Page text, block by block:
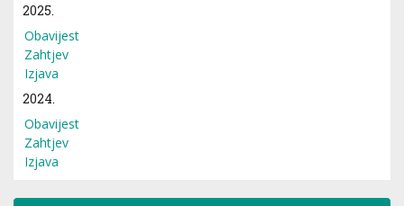
2025.
Obavijest
Zahtjev
Izjava
2024.
Obavijest
Zahtjev
Izjava